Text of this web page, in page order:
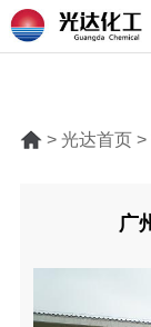
> 光达首页
广